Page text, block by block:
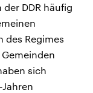
DDR häufig
des Regimes
sich